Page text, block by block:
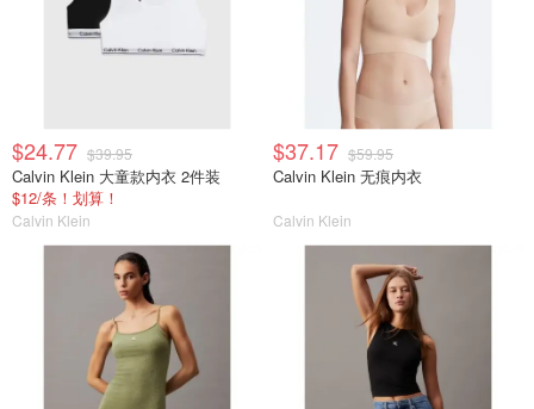
$24.77 $39.95
Calvin Klein 大童款内衣 2件装
$12/条！划算！
Calvin Klein
$37.17 $59.95
Calvin Klein 无痕内衣
Calvin Klein